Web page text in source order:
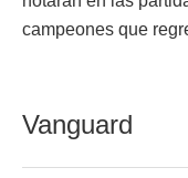
campeones que
Vanguard